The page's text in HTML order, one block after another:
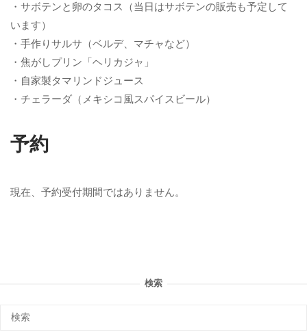
・サボテンと卵のタコス（当日はサボテンの販売も予定して
います）
・手作りサルサ（ベルデ、マチャなど）
・焦がしプリン「ヘリカジャ」
・自家製タマリンドジュース
・チェラーダ（メキシコ風スパイスビール）
予約
現在、予約受付期間ではありません。
検索